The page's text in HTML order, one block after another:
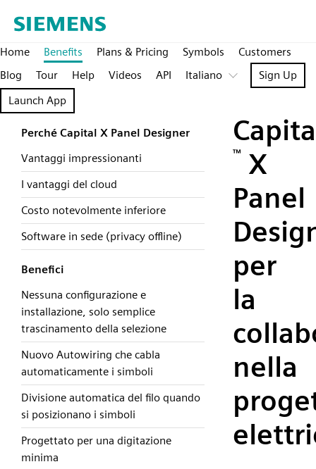
Home Benefits Plans & Pricing Symbols
Customers
Blog
Tour Help Videos API Italiano
Sign Up
Launch App
Perché Capital X Panel Designer
Vantaggi impressionanti
I vantaggi del cloud
Costo notevolmente inferiore
Software in sede (privacy offline)
Benefici
Nessuna configurazione e
installazione, solo semplice
trascinamento della selezione
Nuovo Autowiring che cabla
automaticamente i simboli
Divisione automatica del filo quando
si posizionano i simboli
Progettato per una digitazione
minima
™
X
Panel
per
la
nella